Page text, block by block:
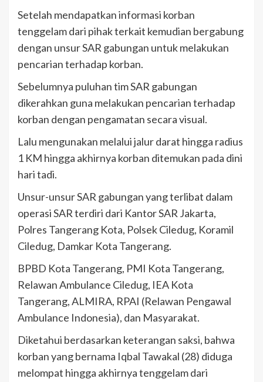
Setelah mendapatkan informasi korban
tenggelam dari pihak terkait kemudian bergabung
dengan unsur SAR gabungan untuk melakukan
pencarian terhadap korban.
Sebelumnya puluhan tim SAR gabungan
dikerahkan guna melakukan pencarian terhadap
korban dengan pengamatan secara visual.
Lalu mengunakan melalui jalur darat hingga radius
1 KM hingga akhirnya korban ditemukan pada dini
hari tadi.
Unsur-unsur SAR gabungan yang terlibat dalam
operasi SAR terdiri dari Kantor SAR Jakarta,
Polres Tangerang Kota, Polsek Ciledug, Koramil
Ciledug, Damkar Kota Tangerang.
BPBD Kota Tangerang, PMI Kota Tangerang,
Relawan Ambulance Ciledug, IEA Kota
Tangerang, ALMIRA, RPAI (Relawan Pengawal
Ambulance Indonesia), dan Masyarakat.
Diketahui berdasarkan keterangan saksi, bahwa
korban yang bernama Iqbal Tawakal (28) diduga
melompat hingga akhirnya tenggelam dari